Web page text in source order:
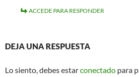
ACCEDE PARA RESPONDER
DEJA UNA RESPUESTA
Lo siento, debes estarconectado para